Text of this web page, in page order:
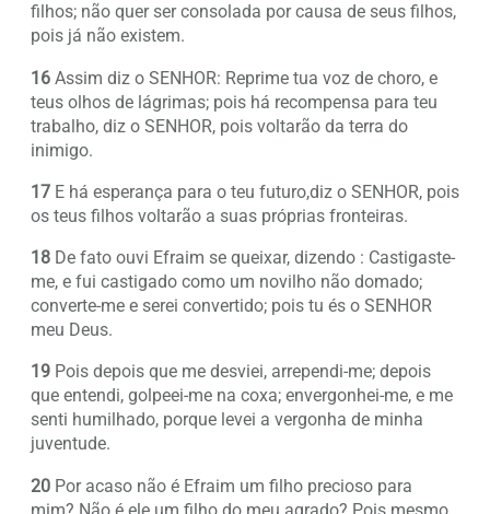
filhos; não quer ser consolada por causa de seus filhos,
pois já não existem.
16 Assim diz o SENHOR: Reprime tua voz de choro, e
teus olhos de lágrimas; pois há recompensa para teu
trabalho, diz o SENHOR, pois voltarão da terra do
inimigo.
17 E há esperança para o teu futuro,diz o SENHOR, pois
os teus filhos voltarão a suas próprias fronteiras.
18 De fato ouvi Efraim se queixar, dizendo : Castigaste-
me, e fui castigado como um novilho não domado;
converte-me e serei convertido; pois tu és o SENHOR
meu Deus.
19 Pois depois que me desviei, arrependi-me; depois
que entendi, golpeei-me na coxa; envergonhei-me, e me
senti humilhado, porque levei a vergonha de minha
juventude.
20 Por acaso não é Efraim um filho precioso para
mim? Não é ele um filho do meu agrado? Pois mesmo